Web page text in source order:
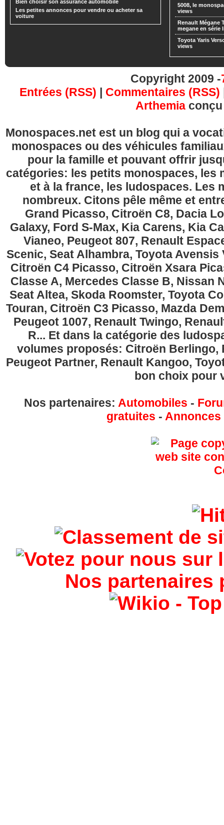
Bien choisir son assurance automobile
Les petites annonces pour vendre ou acheter sa
voiture
5008, le
views
Renault Mégane
megane en série
Toyota Yaris
views
Copyright 2009 -
Entrées (RSS) | Commentaires (RSS)
Arthemia
Monospaces.net est un blog qui a
monospaces ou des véhicules
pour la famille et pouvant offrir
catégories: les petits monospaces, les
et à la france, les ludospaces. Les
nombreux. Citons pêle même et
Grand Picasso, Citroën C8, Dacia
Galaxy, Ford S-Max, Kia Carens, Kia
Vianeo, Peugeot 807, Renault
Scenic, Seat Alhambra, Toyota
Citroën C4 Picasso, Citroën Xsara
Classe A, Mercedes Classe B, Nissan
Seat Altea, Skoda Roomster, Toyota
Touran, Citroën C3 Picasso, Mazda
Peugeot 1007, Renault Twingo,
R... Et dans la catégorie des
volumes proposés: Citroën Berlingo,
Peugeot Partner, Renault Kangoo,
bon choix pour
Nos partenaires: Automobiles -
gratuites -
Nos partenaires